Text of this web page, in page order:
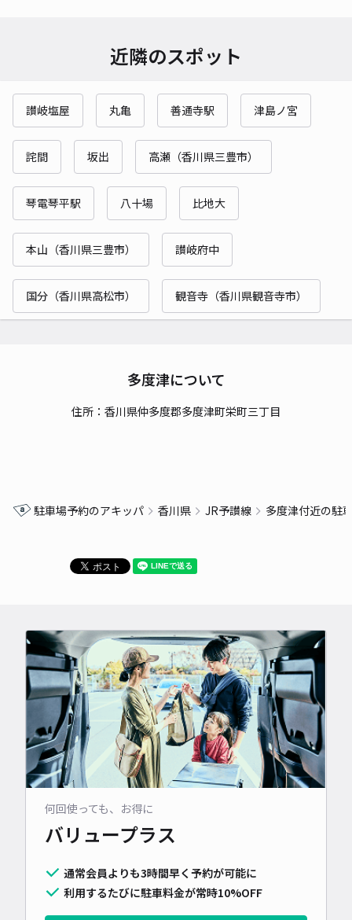
近隣のスポット
讃岐塩屋 丸亀 善通寺駅 津島ノ宮
詫間 坂出 高瀬（香川県三豊市）
琴電琴平駅 八十場 比地大
本山（香川県三豊市） 讃岐府中
国分（香川県高松市） 観音寺（香川県観音寺市）
多度津について
住所：香川県仲多度郡多度津町栄町三丁目
駐車場予約のアキッパ 香川県 JR予讃線 多度津付近の駐
何回使っても、お得に
バリュープラス
通常会員よりも3時間早く予約が可能に
利用するたびに駐車料金が常時10%OFF